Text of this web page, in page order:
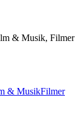
& Musik, Filmer
& MusikFilmer